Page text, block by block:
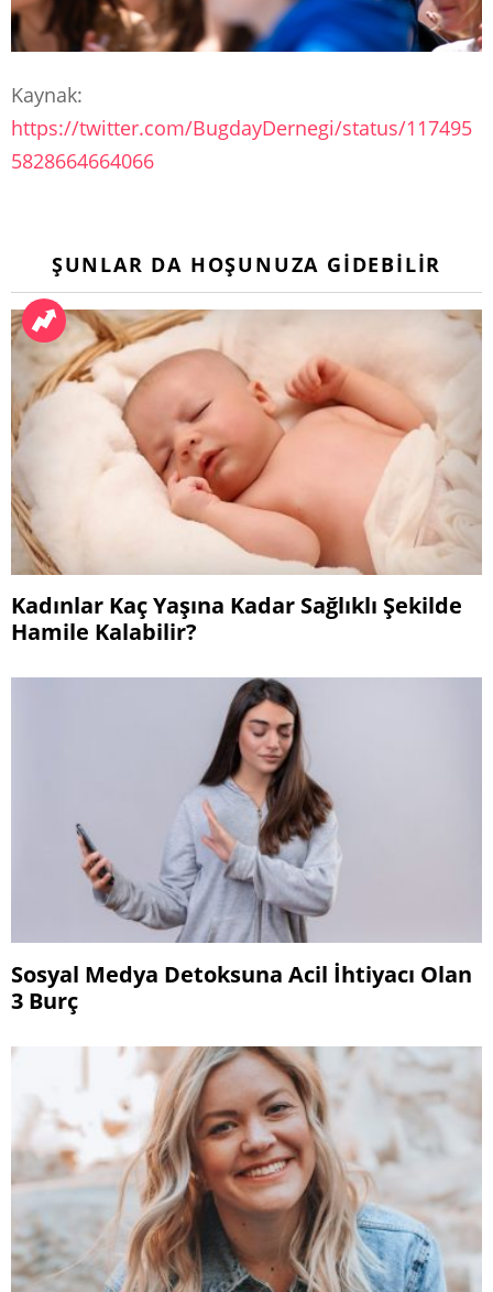
Kaynak:
https://twitter.com/BugdayDernegi/status/117495
5828664664066
ŞUNLAR DA HOŞUNUZA GIDEBILIR
Kadınlar Kaç Yaşına Kadar Sağlıklı Şekilde
Hamile Kalabilir?
Sosyal Medya Detoksuna Acil İhtiyacı Olan
3 Burç